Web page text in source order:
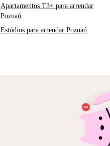
Apartamentos T3+ para arrendar
Poznań
Estúdios para arrendar Poznań